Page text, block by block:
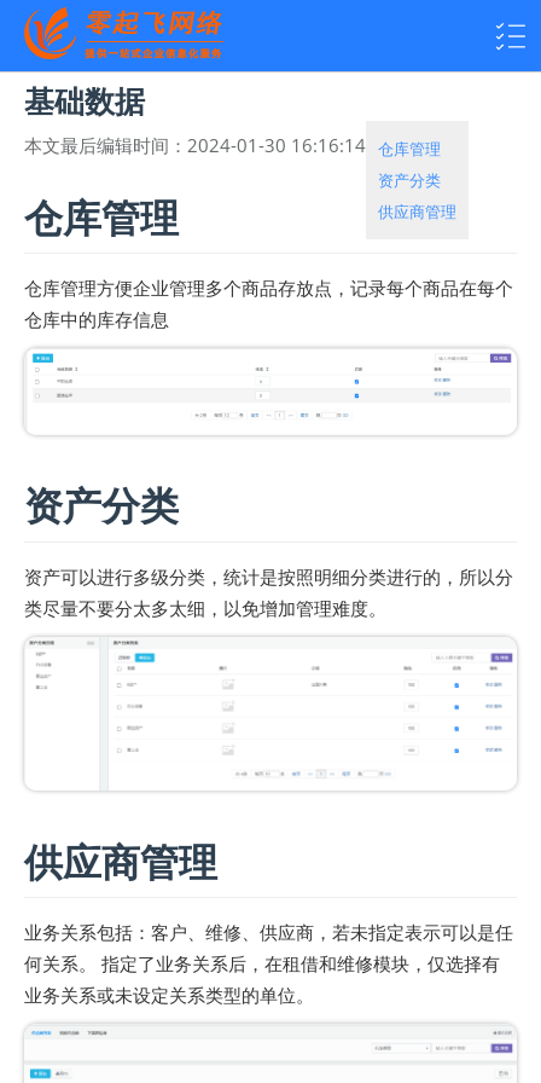
基础数据
本文最后编辑时间： 2024-01-30 16:16:14 热度：1995
仓库管理
仓库管理方便企业管理多个商品存放点，记录每个商品在每个
仓库中的库存信息
资产分类
资产可以进行多级分类，统计是按照明细分类进行的，所以分
类尽量不要分太多太细，以免增加管理难度。
供应商管理
业务关系包括：客户、维修、供应商，若未指定表示可以是任
何关系。 指定了业务关系后，在租借和维修模块，仅选择有
业务关系或未设定关系类型的单位。
仓库管理
资产分类
供应商管理